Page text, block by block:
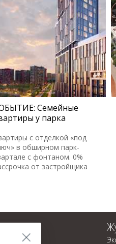
Семейные
у парка
с отделкой «под
в обширном парк-
с фонтаном. 0%
от застройщика